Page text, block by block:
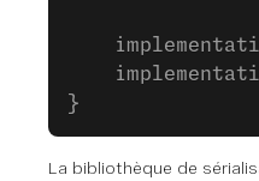
}
La bibliothèque de